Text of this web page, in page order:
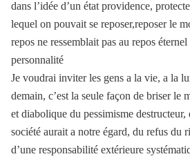
dans l’idée d’un état providence,
lequel on pouvait se reposer,reposer le
repos ne ressemblait pas au repos
personnalité
Je voudrai inviter les gens a la vie, a la
demain, c’est la seule façon de briser le
et diabolique du pessimisme destructeur,
société aurait a notre égard, du refus du
d’une responsabilité extérieure